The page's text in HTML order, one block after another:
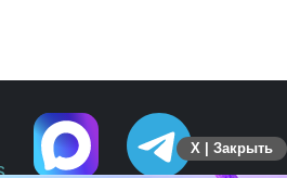
X | Закрыть